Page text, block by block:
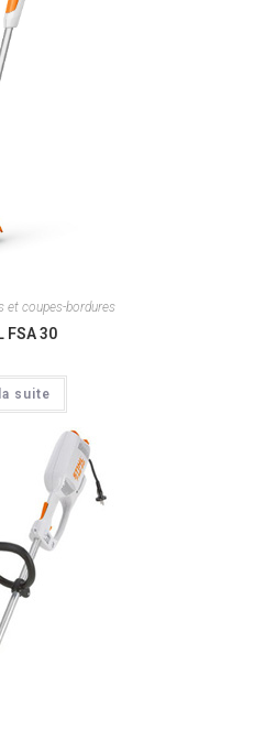
et coupes-bordures
FSA 30
suite